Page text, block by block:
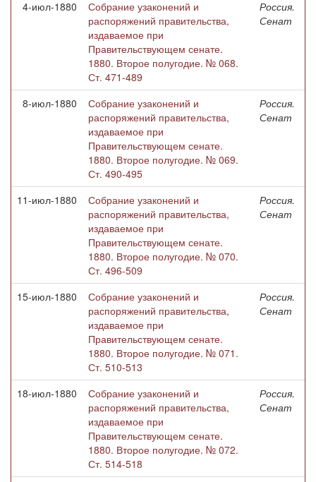
4-июл-1880
Собрание узаконений и
распоряжений правительства,
издаваемое при
Правительствующем сенате.
1880. Второе полугодие. № 068.
Ст. 471-489
Россия.
Сенат
8-июл-1880
Собрание узаконений и
распоряжений правительства,
издаваемое при
Правительствующем сенате.
1880. Второе полугодие. № 069.
Ст. 490-495
Россия.
Сенат
11-июл-1880
Собрание узаконений и
распоряжений правительства,
издаваемое при
Правительствующем сенате.
1880. Второе полугодие. № 070.
Ст. 496-509
Россия.
Сенат
15-июл-1880
Собрание узаконений и
распоряжений правительства,
издаваемое при
Правительствующем сенате.
1880. Второе полугодие. № 071.
Ст. 510-513
Россия.
Сенат
18-июл-1880
Собрание узаконений и
распоряжений правительства,
издаваемое при
Правительствующем сенате.
1880. Второе полугодие. № 072.
Ст. 514-518
Россия.
Сенат